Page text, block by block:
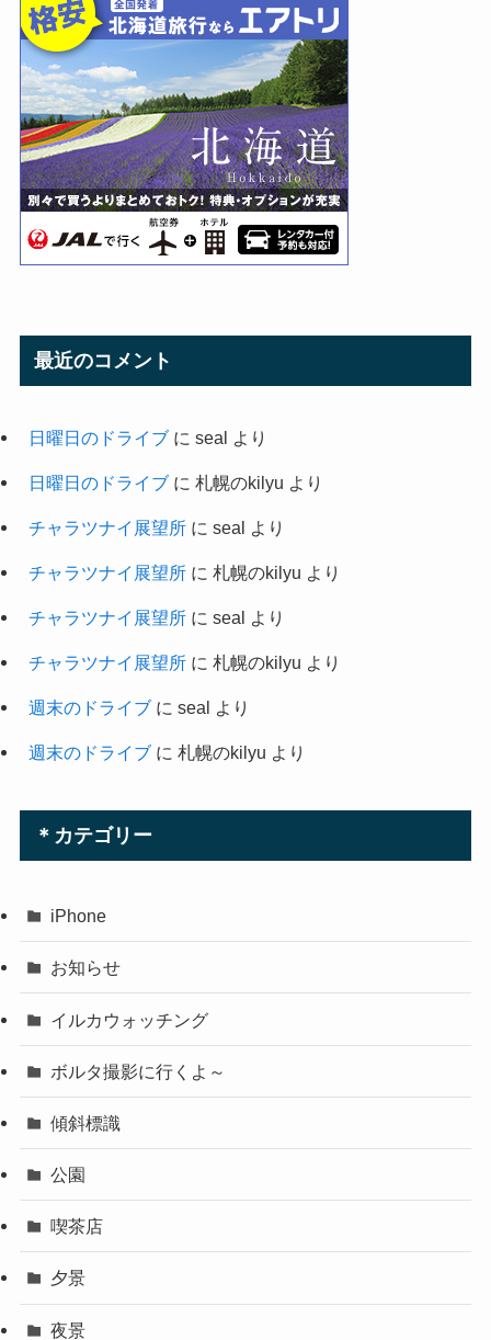
最近のコメント
日曜日のドライブに seal より
日曜日のドライブに 札幌のkilyu より
チャラツナイ展望所に seal より
チャラツナイ展望所に 札幌のkilyu より
チャラツナイ展望所に seal より
チャラツナイ展望所に 札幌のkilyu より
週末のドライブに seal より
週末のドライブに 札幌のkilyu より
＊カテゴリー
iPhone
お知らせ
イルカウォッチング
ボルタ撮影に行くよ～
傾斜標識
公園
喫茶店
夕景
夜景